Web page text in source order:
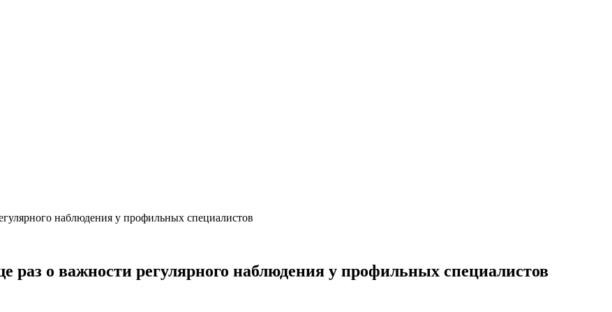
наблюдения у профильных специалистов
раз о важности регулярного наблюдения у профильных специалистов